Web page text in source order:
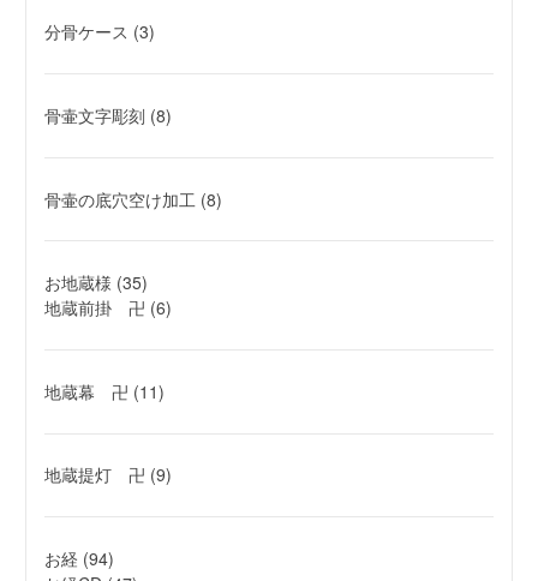
分骨ケース (3)
骨壷文字彫刻 (8)
骨壷の底穴空け加工 (8)
お地蔵様 (35)
地蔵前掛 卍 (6)
地蔵幕 卍 (11)
地蔵提灯 卍 (9)
お経 (94)